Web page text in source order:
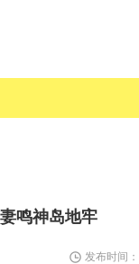
鸣神岛地牢
发布时间：